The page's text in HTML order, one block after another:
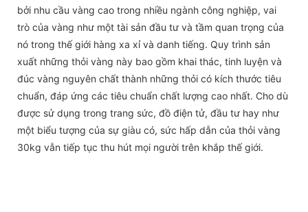
bởi nhu cầu vàng cao trong nhiều ngành công nghiệp, vai
trò của vàng như một tài sản đầu tư và tầm quan trọng của
nó trong thế giới hàng xa xỉ và danh tiếng. Quy trình sản
xuất những thỏi vàng này bao gồm khai thác, tinh luyện và
đúc vàng nguyên chất thành những thỏi có kích thước tiêu
chuẩn, đáp ứng các tiêu chuẩn chất lượng cao nhất. Cho dù
được sử dụng trong trang sức, đồ điện tử, đầu tư hay như
một biểu tượng của sự giàu có, sức hấp dẫn của thỏi vàng
30kg vẫn tiếp tục thu hút mọi người trên khắp thế giới.